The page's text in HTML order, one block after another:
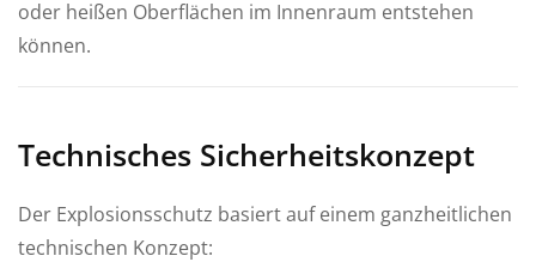
oder heißen Oberflächen im Innenraum entstehen
können.
Technisches Sicherheitskonzept
Der Explosionsschutz basiert auf einem ganzheitlichen
technischen Konzept: